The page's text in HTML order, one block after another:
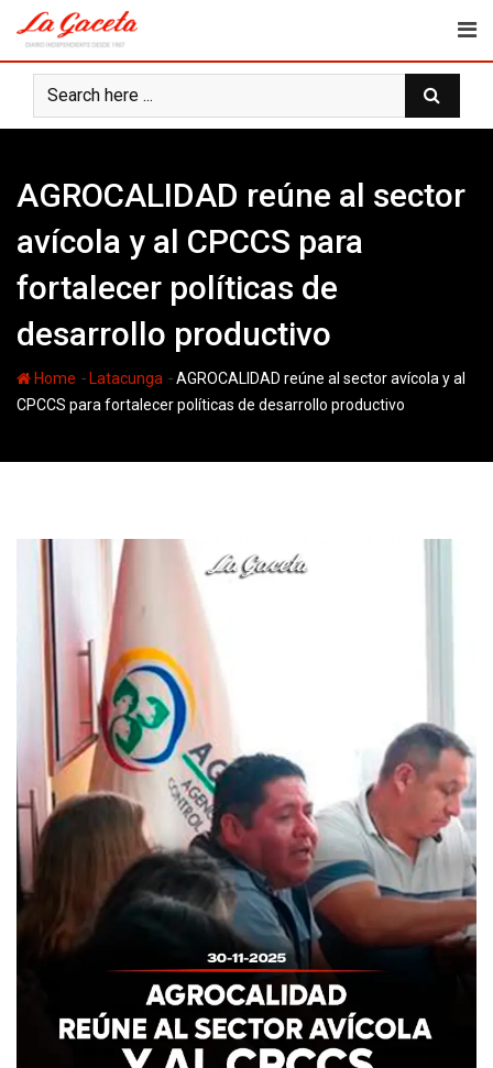
content
AGROCALIDAD reúne al sector
avícola y al CPCCS para
fortalecer políticas de
desarrollo productivo
Home - Latacunga -AGROCALIDAD reúne al sector avícola y al
CPCCS para fortalecer políticas de desarrollo productivo